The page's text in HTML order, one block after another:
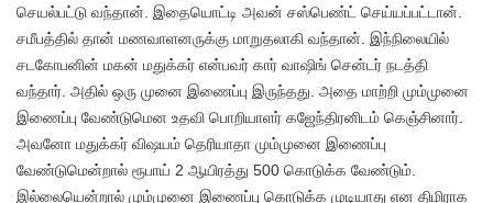
செயல்பட்டு வந்தான். இதையொட்டி அவன் சஸ்பெண்ட் செய்யப்பட்டான்.
சமீபத்தில் தான் மணவாளனருக்கு மாறுதலாகி வந்தான். இந்நிலையில்
சடகோபனின் மகன் மதுக்கர் என்பவர் கார் வாஷிங் சென்டர் நடத்தி
வந்தார். அதில் ஒரு முனை இணைப்பு இருந்தது. அதை மாற்றி மும்முனை
இணைப்பு வேண்டுமென உதவி பொறியாளர் கஜேந்திரனிடம் கெஞ்சினார்.
அவனோ மதுக்கர் விஷயம் தெரியாதா மும்முனை இணைப்பு
வேண்டுமென்றால் ரூபாய் 2 ஆயிரத்து 500 கொடுக்க வேண்டும்.
இல்லையென்றால் மும்முனை இணைப்பு கொடுக்க முடியாது என திமிராக